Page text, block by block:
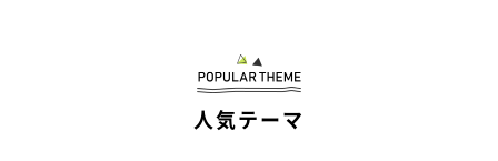
人気テーマ